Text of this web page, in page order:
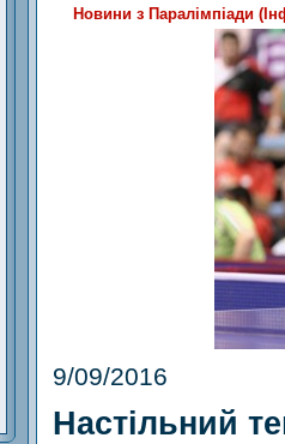
Новини з Паралімпіади
9/09/2016
Настільний